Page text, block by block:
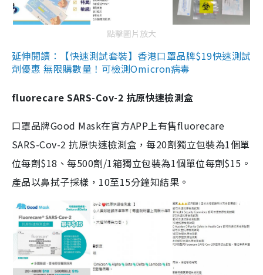
點擊圖片放大
延伸閱讀：【快速測試套裝】香港口罩品牌$19快速測試
劑優惠 無限購數量！可檢測Omicron病毒
fluorecare SARS-Cov-2 抗原快速檢測盒
口罩品牌Good Mask在官方APP上有售fluorecare
SARS-Cov-2 抗原快速檢測盒，每20劑獨立包裝為1個單
位每劑$18、每500劑/1箱獨立包裝為1個單位每劑$15。
產品以鼻拭子採樣，10至15分鐘知結果。